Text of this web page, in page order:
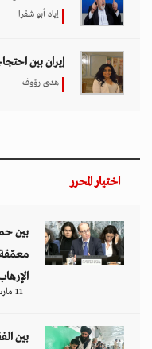
إياد أبو شقرا
إيران بين
هدى رؤوف
اختيار المحرر
بين
11 مارس 2026 - 09:30
بين